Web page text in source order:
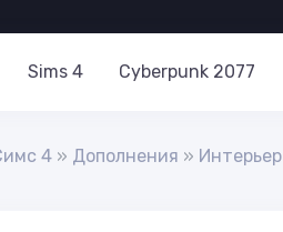
Sims 4 Cyberpunk 2077
4 » Дополнения » Интерьер